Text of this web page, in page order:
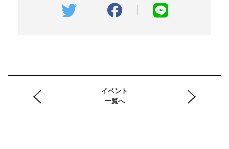
イベント
一覧へ